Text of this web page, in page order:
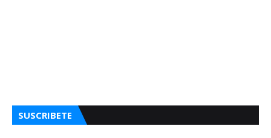
SUSCRIBETE